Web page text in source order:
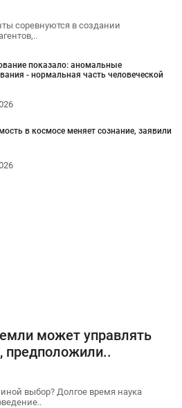
соревнуются в создании
показало: аномальные
- нормальная часть человеческой
в космосе меняет сознание, заявили
может управлять
предположили..
выбор? Долгое время наука